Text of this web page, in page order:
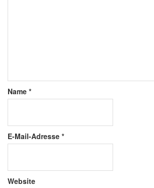
Name *
E-Mail-Adresse *
Website